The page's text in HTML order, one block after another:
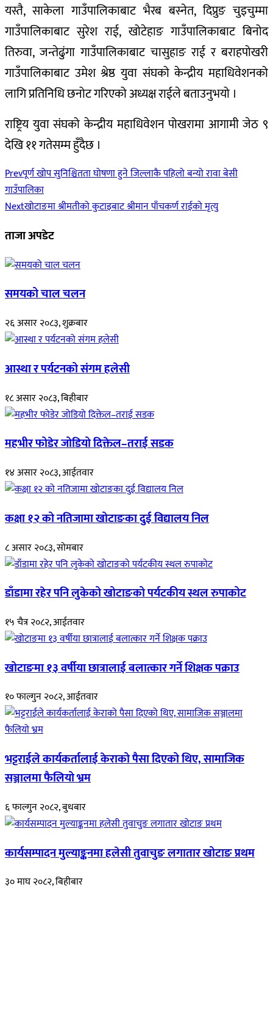
यस्तै, साकेला गाउँपालिकाबाट भैरब बस्नेत, दिप्रुङ चुइचुम्मा
गाउँपालिकाबाट सुरेश राई, खोटेहाङ गाउँपालिकाबाट बिनोद
तिरुवा, जन्तेढुंगा गाउँपालिकाबाट चासुहाङ राई र बराहपोखरी
गाउँपालिकाबाट उमेश श्रेष्ठ युवा संघको केन्द्रीय महाधिवेशनको
लागि प्रतिनिधि छनोट गरिएको अध्यक्ष राईले बताउनुभयो ।
राष्ट्रिय युवा संघको केन्द्रीय महाधिवेशन पोखरामा आगामी जेठ ९
देखि ११ गतेसम्म हुँदैछ ।
Prevपूर्ण खोप सुनिश्चितता घोषणा हुने जिल्लाकै पहिलो बन्यो रावा बेसी
गाउँपालिका
Nextखोटाङमा श्रीमतीको कुटाइबाट श्रीमान पाँचकर्ण राईको मृत्यु
ताजा अपडेट
समयको चाल चलन
२६ असार २०८३, शुक्रबार
आस्था र पर्यटनको संगम हलेसी
१८ असार २०८३, बिहीबार
महभीर फोडेर जोडियो दिक्तेल–तराई सडक
१४ असार २०८३, आईतवार
कक्षा १२ को नतिजामा खोटाङका दुई विद्यालय निल
८ असार २०८३, सोमबार
डाँडामा रहेर पनि लुकेको खोटाङको पर्यटकीय स्थल रुपाकोट
१५ चैत्र २०८२, आईतवार
खोटाङमा १३ वर्षीया छात्रालाई बलात्कार गर्ने शिक्षक पक्राउ
१० फाल्गुन २०८२, आईतवार
भट्टराईले कार्यकर्तालाई केराको पैसा दिएको थिए, सामाजिक
सञ्जालमा फैलियो भ्रम
६ फाल्गुन २०८२, बुधबार
कार्यसम्पादन मुल्याङ्कनमा हलेसी तुवाचुङ लगातार खोटाङ प्रथम
३० माघ २०८२, बिहीबार